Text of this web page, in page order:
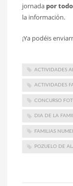
jornada por
la información.
¡Ya podéis
ACTIVIDADES
ACTIVIDADES
CONCURSO
DIA DE LA
FAMILIAS
POZUELO DE